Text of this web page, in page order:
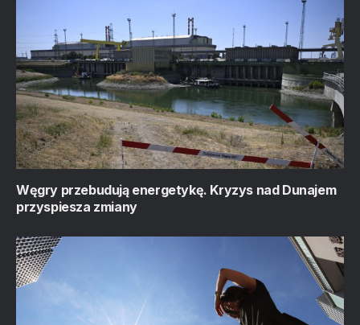
Węgry przebudują energetykę. Kryzys nad Dunajem
przyspiesza zmiany